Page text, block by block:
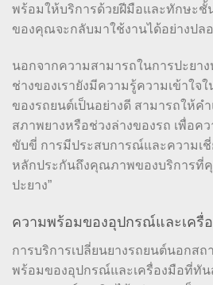
พร้อมให้บริการด้วยฝีมือและทักษะชั้
ของคุณจะกลับมาใช้งานได้อย่างปล
นอกจากความสามารถในการปะยา
ช่างของเรายังมีความรู้ความเข้าใจ
ของรถยนต์เป็นอย่างดี สามารถให้ค
สภาพยางหรือช่วงล่างของรถ เพื่อค
ขับขี่ การมีประสบการณ์และความเ
หลักประกันถึงคุณภาพของบริการที่
ปะยาง”
ความพร้อมของอุปกรณ์และเครื่
การบริการเปลี่ยนยางรถยนต์นอกส
พร้อมของอุปกรณ์และเครื่องมือที่ทัน